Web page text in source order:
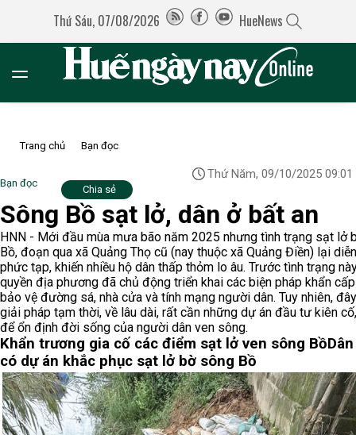
Thứ Sáu, 07/08/2026 HueNews
Trang chủ Bạn đọc
Bạn đọc
Thứ Năm, 09/10/2025 09:01
Chia sẻ
Sông Bồ sạt lở, dân ở bất an
HNN - Mới đầu mùa mưa bão năm 2025 nhưng tình trạng sạt lở
Bồ, đoạn qua xã Quảng Thọ cũ (nay thuộc xã Quảng Điền) lại
phức tạp, khiến nhiều hộ dân thấp thỏm lo âu. Trước tình trạng
quyền địa phương đã chủ động triển khai các biện pháp khẩn
bảo vệ đường sá, nhà cửa và tính mạng người dân. Tuy nhiên,
giải pháp tạm thời, về lâu dài, rất cần những dự án đầu tư kiên
để ổn định đời sống của người dân ven sông.
Khẩn trương gia cố các điểm sạt lở ven sông Bồ
có dự án khắc phục sạt lở bờ sông Bồ